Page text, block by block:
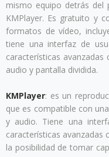
mismo equipo detrás del
KMPlayer. Es gratuito y
formatos de vídeo,
tiene una interfaz de
características
audio y pantalla dividida.
KMPlayer: es un
que es compatible con
y audio. Tiene una
características
la posibilidad de tomar